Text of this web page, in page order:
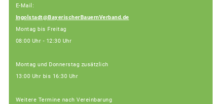
E-Mail:
Ingolstadt@BayerischerBauernVerband.de
Montag bis Freitag
08:00 Uhr - 12:30 Uhr
Montag und Donnerstag zusätzlich
13:00 Uhr bis 16:30 Uhr
Weitere Termine nach Vereinbarung